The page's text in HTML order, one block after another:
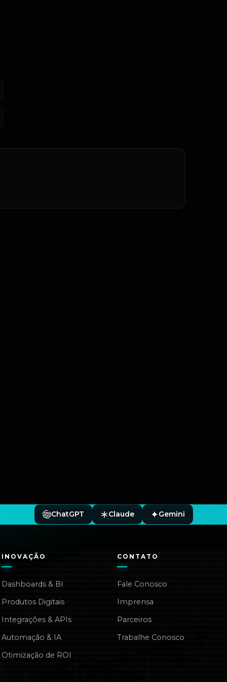
ChatGPT Claude Gemini
INOVAÇÃO
Dashboards & BI
Produtos Digitais
Integrações & APIs
Automação & IA
Otimização de ROI
CONTATO
Fale Conosco
Imprensa
Parceiros
Trabalhe Conosco